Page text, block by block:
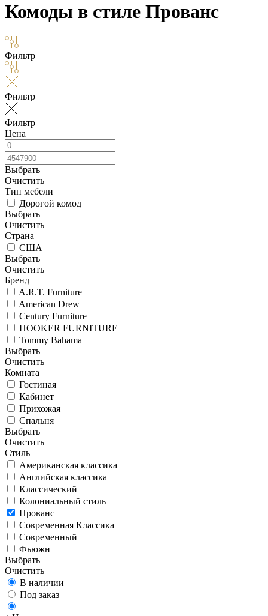
Комоды в стиле Прованс
Фильтр
Фильтр
Фильтр
Цена
Выбрать
Очистить
Тип мебели
Дорогой комод
Выбрать
Очистить
Страна
США
Выбрать
Очистить
Бренд
A.R.T. Furniture
American Drew
Century Furniture
HOOKER FURNITURE
Tommy Bahama
Выбрать
Очистить
Комната
Гостиная
Кабинет
Прихожая
Спальня
Выбрать
Очистить
Стиль
Американская классика
Английская классика
Классический
Колониальный стиль
Прованс
Современная Классика
Современный
Фьюжн
Выбрать
Очистить
В наличии
Под заказ